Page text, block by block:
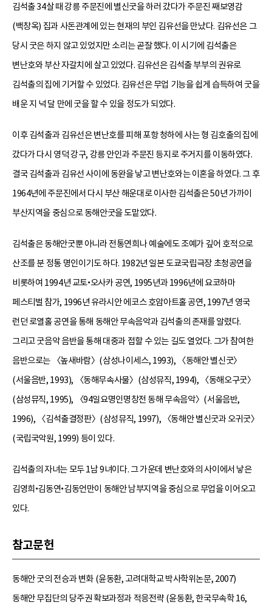
김석출 34살 때 강릉 주문진에 별신굿을 하러 갔다가 주문진 째보영감
(백창옥) 집과 사돈관계에 있는 현재의 부인 김유선을 만났다. 김유선은 그
당시 굿은 하지 않고 있었지만 소리는 곧잘 했다. 이 시기에 김석출은
변난호와 부산 자갈치에 살고 있었다. 김유선은 김석출 부부의 권유로
김석출의 집에 기거할 수 있었다. 김유선은 무업 기능을 쉽게 습득하여 굿을
배운 지 넉 달 만에 굿을 할 수 있을 정도가 되었다.
이후 김석출과 김유선은 변난호를 피해 포항 청하에 사는 형 김호출의 집에
갔다가 다시 영덕 강구, 강릉 안인과 주문진 등지로 주거지를 이동하였다.
결국 김석출과 김유선 사이에 동완을 낳고 변난호와는 이혼을 하였다. 그 후
1964년에 주문진에서 다시 부산 해운대로 이사한 김석출은 50년 가까이
부산지역을 중심으로 동해안굿을 도맡았다.
김석출은 동해안굿뿐 아니라 전통연희나 예술에도 조예가 깊어 호적으로
산조를 분 정통 명인이기도 하다. 1982년 일본 도쿄국립극장 초청공연을
비롯하여 1994년 교토•오사카 공연, 1995년과 1996년에 요코하마
페스티벌 참가, 1996년 유라시안 에코스 호암아트홀 공연, 1997년 영국
런던 로열홀 공연을 통해 동해안 무속음악과 김석출의 존재를 알렸다.
그리고 굿음악 음반을 통해 대중과 접할 수 있는 길도 열었다. 그가 참여한
음반으로는 〈높새바람〉(삼성나이세스, 1993), 〈동해안 별신굿〉
(서울음반, 1993), 〈동해무속사물〉(삼성뮤직, 1994), 〈동해오구굿〉
(삼성뮤직, 1995), 〈94일요명인명창전 동해 무속음악〉(서울음반,
1996), 〈김석출결정판〉(삼성뮤직, 1997), 〈동해안 별신굿과 오귀굿〉
(국립국악원, 1999) 등이 있다.
김석출의 자녀는 모두 1남 9녀이다. 그 가운데 변난호와의 사이에서 낳은
김영희•김동연•김동언만이 동해안 남부지역을 중심으로 무업을 이어오고
있다.
참고문헌
동해안 굿의 전승과 변화 (윤동환, 고려대학교 박사학위논문, 2007)
동해안 무집단의 당주권 확보과정과 적응전략 (윤동환, 한국무속학 16,